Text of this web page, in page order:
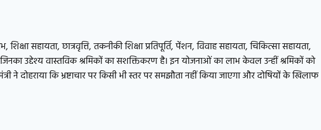
सहायता, छात्रवृत्ति, तकनीकी शिक्षा प्रतिपूर्ति, पेंशन, विवाह सहायता, चिकित्सा सहायता,
उद्देश्य वास्तविक श्रमिकों का सशक्तिकरण है। इन योजनाओं का लाभ केवल उन्हीं श्रमिकों को
ने दोहराया कि भ्रष्टाचार पर किसी भी स्तर पर समझौता नहीं किया जाएगा और दोषियों के खिलाफ